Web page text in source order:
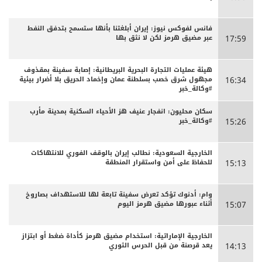
17:59
فانس لفوكس نيوز: إيران أبلغتنا بأنها ستسمح بتدفق النفط
عبر مضيق هرمز لكن لا نثق بها
16:34
هيئة عمليات التجارة البحرية البريطانية: إصابة سفينة بمقذوف
مجهول شرق خصب بسلطنة عمان وإخماد الحريق بلا أضرار بيئية
#وكالة_خبر
15:26
سكان محليون: انفجار عنيف هز الأحياء السكنية بمدينة مأرب
#وكالة_خبر
15:13
الخارجية السعودية: نطالب إيران بالوقف الفوري للانتهاكات
للحفاظ على أمن واستقرار المنطقة
15:07
وام: أدنوك تؤكد تعرض سفينة تابعة لها للاستهداف بصاروخ
أثناء عبورها مضيق هرمز اليوم
14:13
الخارجية الإماراتية: استخدام مضيق هرمز كأداة ضغط أو ابتزاز
يعد قرصنة من قبل الحرس الثوري